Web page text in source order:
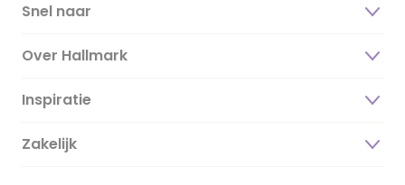
Snel naar
Over Hallmark
Over ons
Duurzaamheid
Inspiratie
Magazine
Zakelijk